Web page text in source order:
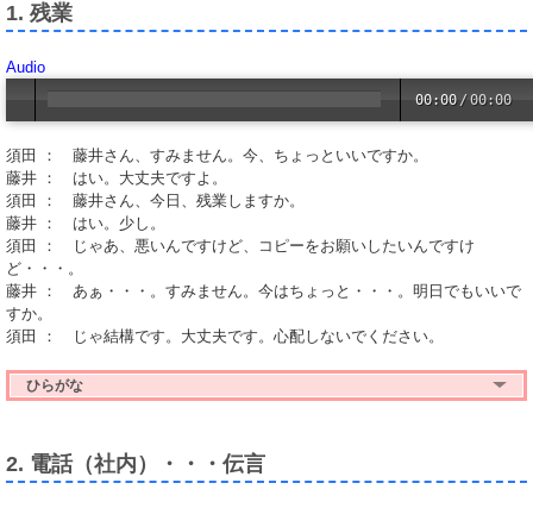
1. 残業
Audio
00:00 /00:00
須田 ： 藤井さん、すみません。今、ちょっといいですか。
藤井 ： はい。大丈夫ですよ。
須田 ： 藤井さん、今日、残業しますか。
藤井 ： はい。少し。
須田 ： じゃあ、悪いんですけど、コピーをお願いしたいんですけ
ど・・・。
藤井 ： あぁ・・・。すみません。今はちょっと・・・。明日でもいいで
すか。
須田 ： じゃ結構です。大丈夫です。心配しないでください。
ひらがな
2. 電話（社内）・・・伝言